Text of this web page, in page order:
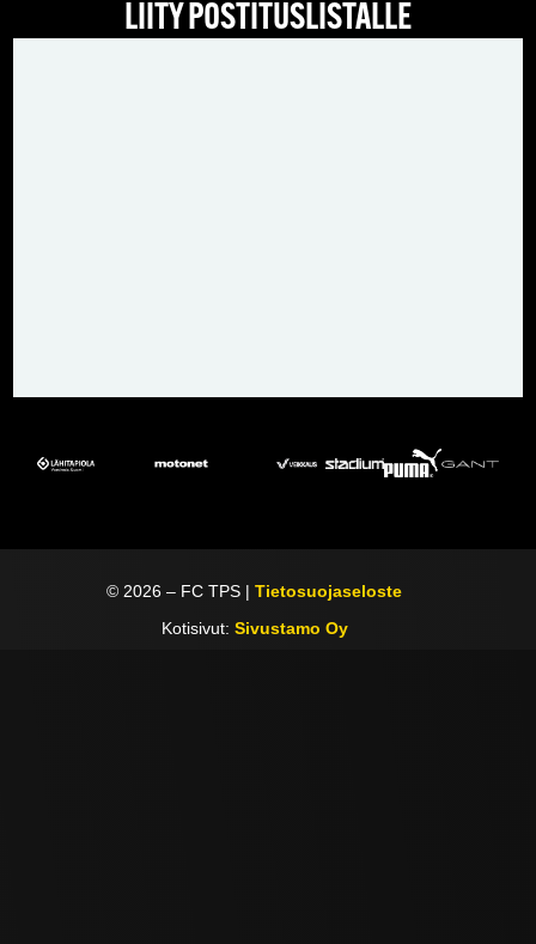
LIITY POSTITUSLISTALLE
© 2026 – FC TPS |Tietosuojaseloste
Kotisivut: Sivustamo Oy